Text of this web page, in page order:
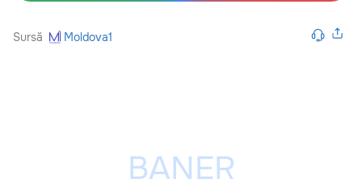
Sursă Moldova1